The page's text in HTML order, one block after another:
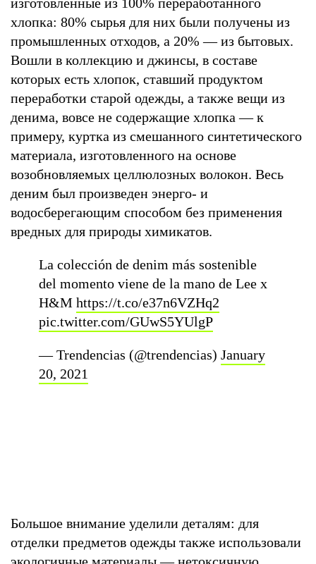
хлопка: 80% сырья для них были получены из
промышленных отходов, а 20% — из бытовых.
Вошли в коллекцию и джинсы, в составе
которых есть хлопок, ставший продуктом
переработки старой одежды, а также вещи из
денима, вовсе не содержащие хлопка — к
примеру, куртка из смешанного синтетического
материала, изготовленного на основе
возобновляемых целлюлозных волокон. Весь
деним был произведен энерго- и
водосберегающим способом без применения
вредных для природы химикатов.
La colección de denim más sostenible
del momento viene de la mano de Lee x
H&M https://t.co/e37n6VZHq2
pic.twitter.com/GUwS5YUlgP
— Trendencias (@trendencias) January
20, 2021
Большое внимание уделили деталям: для
отделки предметов одежды также использовали